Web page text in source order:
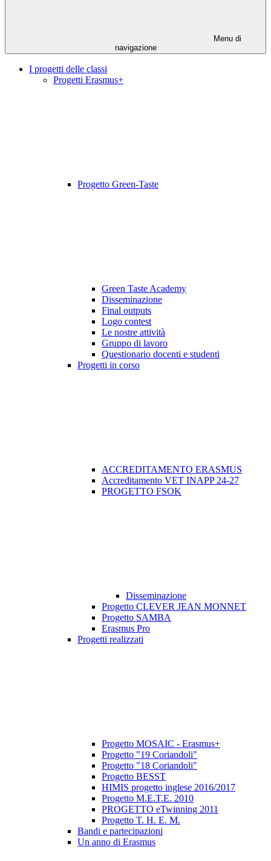
Menu di
navigazione
I progetti delle classi
Progetti Erasmus+
Progetto Green-Taste
Green Taste Academy
Disseminazione
Final outputs
Logo contest
Le nostre attività
Gruppo di lavoro
Questionario docenti e studenti
Progetti in corso
ACCREDITAMENTO ERASMUS
Accreditamento VET INAPP 24-27
PROGETTO FSOK
Disseminazione
Progetto CLEVER JEAN MONNET
Progetto SAMBA
Erasmus Pro
Progetti realizzati
Progetto MOSAIC - Erasmus+
Progetto "19 Coriandoli"
Progetto "18 Coriandoli"
Progetto BESST
HIMIS progetto inglese 2016/2017
Progetto M.E.T.E. 2010
PROGETTO eTwinning 2011
Progetto T. H. E. M.
Bandi e partecipazioni
Un anno di Erasmus